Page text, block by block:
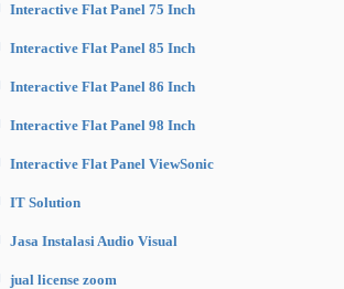
Interactive Flat Panel 75 Inch
Interactive Flat Panel 85 Inch
Interactive Flat Panel 86 Inch
Interactive Flat Panel 98 Inch
Interactive Flat Panel ViewSonic
IT Solution
Jasa Instalasi Audio Visual
jual license zoom